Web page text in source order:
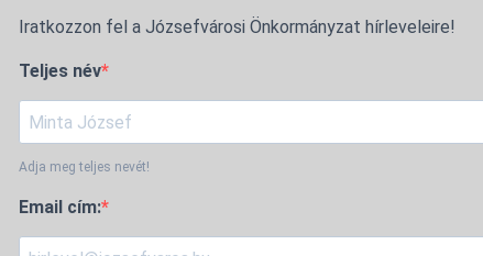
Iratkozzon fel a Józsefvárosi Önkormányzat hírleveleire!
Teljes név
Adja meg teljes nevét!
Email cím: